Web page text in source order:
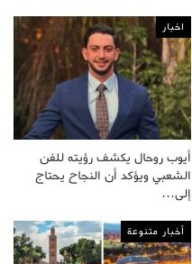
اخبار
أيوب روحال يكشف رؤيته للفن
الشعبي ويؤكد أن النجاح يحتاج
إلى…
أخبار متنوعة